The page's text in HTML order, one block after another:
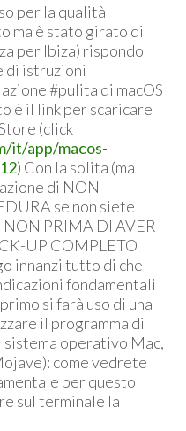
per la qualità
ma è stato girato di
per Ibiza) rispondo
di istruzioni
#pulita di macOS
è il link per scaricare
(click
it/app/macos-
) Con la solita (ma
di NON
se non siete
PRIMA DI AVER
UP COMPLETO
innanzi tutto di che
fondamentali
si farà uso di una
il programma di
operativo Mac,
come vedrete
per questo
sul terminale la